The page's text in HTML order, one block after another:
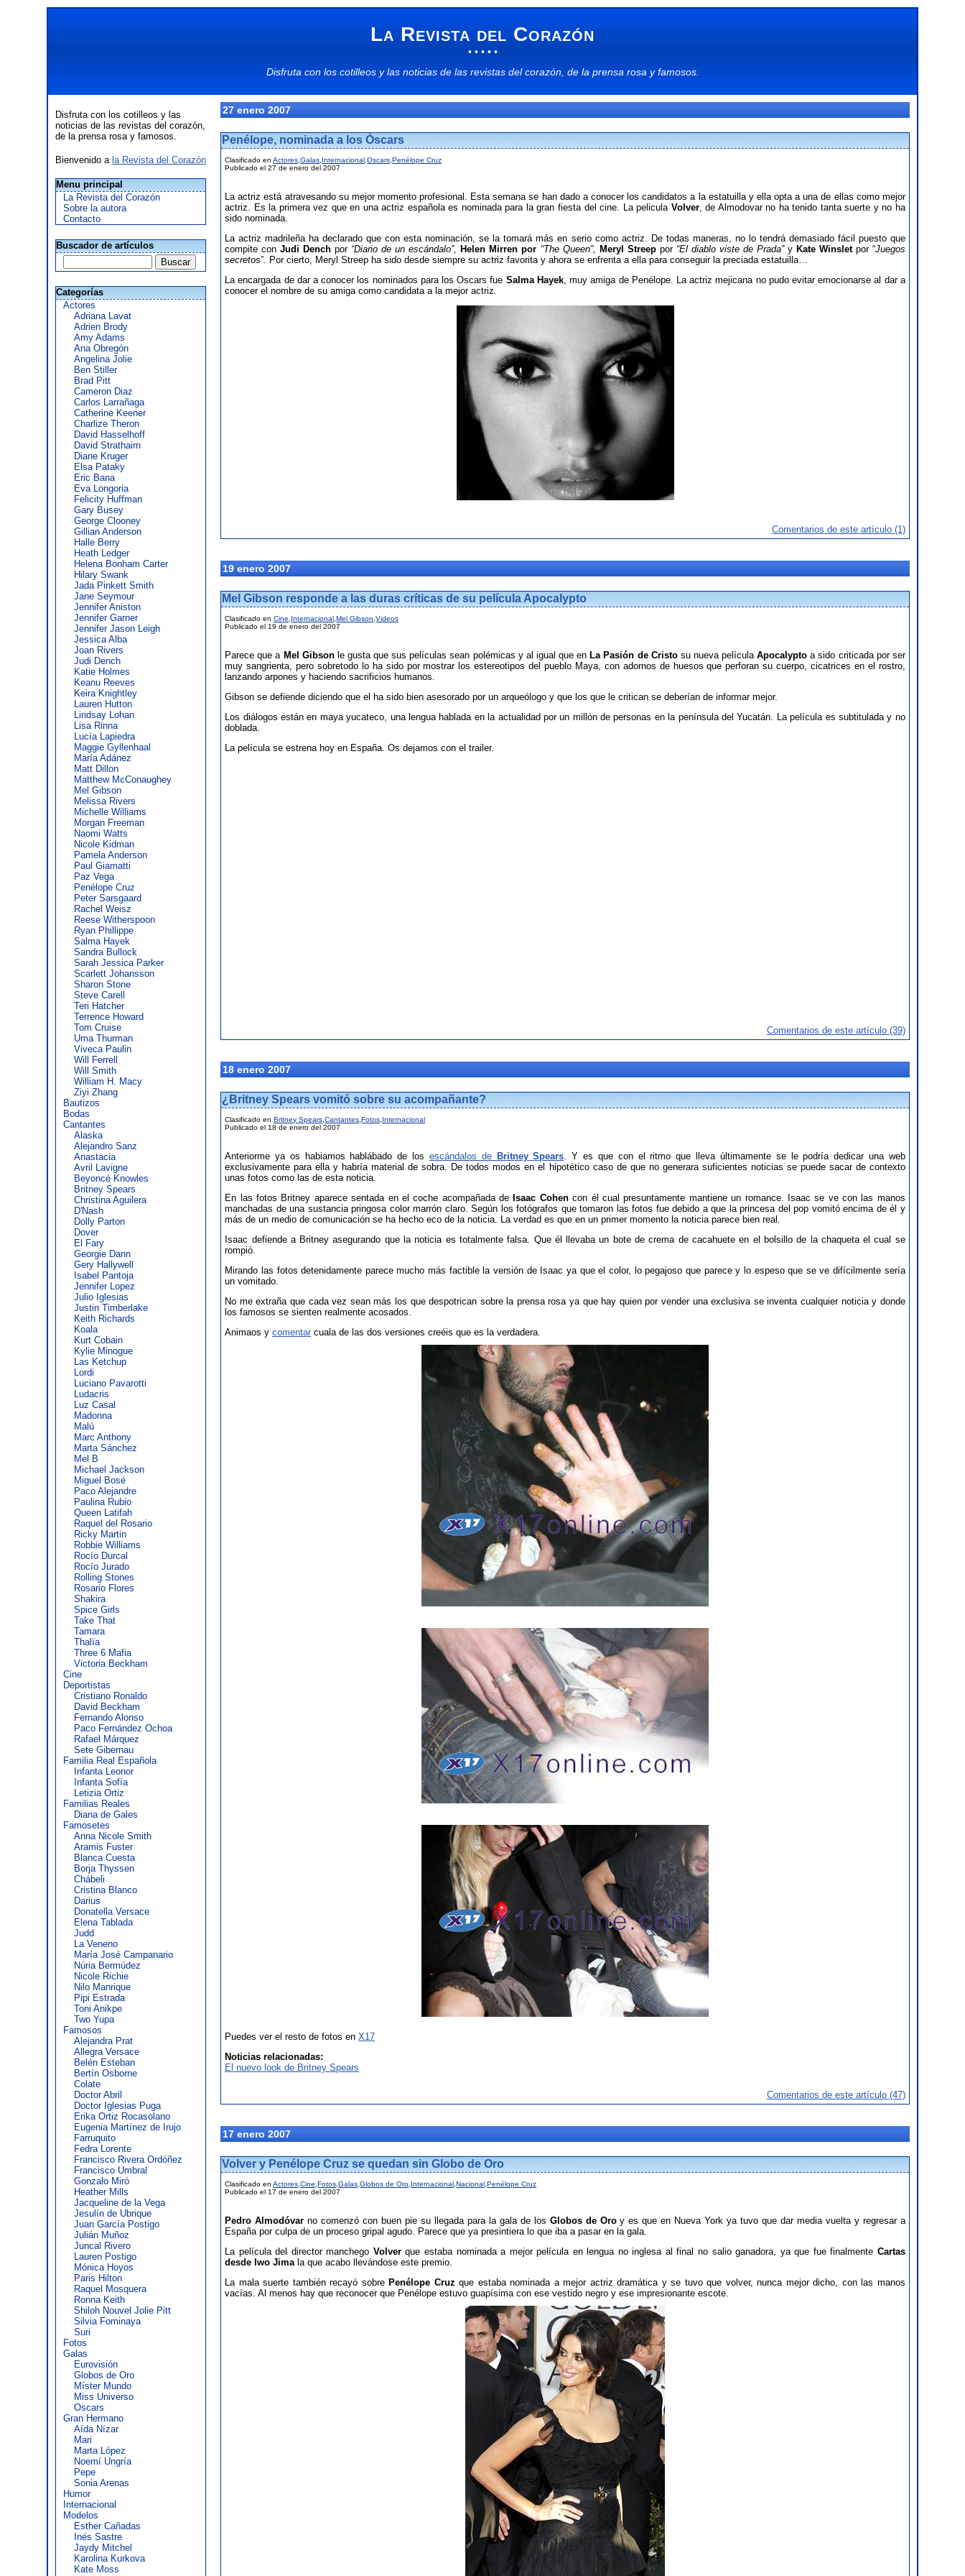
La Revista del Corazón
• • • • •
Disfruta con los cotilleosy las noticiasde las revistas del corazón, de la prensa rosa yfamosos.
Disfruta con los cotilleos y las
noticias de las revistas del corazón,
de la prensa rosa y famosos.
Bienvenido a la Revista del Corazón
Menu principal
La Revista del Corazón
Sobre la autora
Contacto
Buscador de artículos
Categorías
Actores
Adriana Lavat
Adrien Brody
Amy Adams
Ana Obregón
Angelina Jolie
Ben Stiller
Brad Pitt
Cameron Diaz
Carlos Larrañaga
Catherine Keener
Charlize Theron
David Hasselhoff
David Strathairn
Diane Kruger
Elsa Pataky
Eric Bana
Eva Longoria
Felicity Huffman
Gary Busey
George Clooney
Gillian Anderson
Halle Berry
Heath Ledger
Helena Bonham Carter
Hilary Swank
Jada Pinkett Smith
Jane Seymour
Jennifer Aniston
Jennifer Garner
Jennifer Jason Leigh
Jessica Alba
Joan Rivers
Judi Dench
Katie Holmes
Keanu Reeves
Keira Knightley
Lauren Hutton
Lindsay Lohan
Lisa Rinna
Lucía Lapiedra
Maggie Gyllenhaal
María Adánez
Matt Dillon
Matthew McConaughey
Mel Gibson
Melissa Rivers
Michelle Williams
Morgan Freeman
Naomi Watts
Nicole Kidman
Pamela Anderson
Paul Giamatti
Paz Vega
Penélope Cruz
Peter Sarsgaard
Rachel Weisz
Reese Witherspoon
Ryan Phillippe
Salma Hayek
Sandra Bullock
Sarah Jessica Parker
Scarlett Johansson
Sharon Stone
Steve Carell
Teri Hatcher
Terrence Howard
Tom Cruise
Uma Thurman
Viveca Paulin
Will Ferrell
Will Smith
William H. Macy
Ziyi Zhang
Bautizos
Bodas
Cantantes
Alaska
Alejandro Sanz
Anastacia
Avril Lavigne
Beyoncé Knowles
Britney Spears
Christina Aguilera
D'Nash
Dolly Parton
Dover
El Fary
Georgie Dann
Gery Hallywell
Isabel Pantoja
Jennifer Lopez
Julio Iglesias
Justin Timberlake
Keith Richards
Koala
Kurt Cobain
Kylie Minogue
Las Ketchup
Lordi
Luciano Pavarotti
Ludacris
Luz Casal
Madonna
Malú
Marc Anthony
Marta Sánchez
Mel B
Michael Jackson
Miguel Bosé
Paco Alejandre
Paulina Rubio
Queen Latifah
Raquel del Rosario
Ricky Martin
Robbie Williams
Rocío Durcal
Rocío Jurado
Rolling Stones
Rosario Flores
Shakira
Spice Girls
Take That
Tamara
Thalía
Three 6 Mafia
Victoria Beckham
Cine
Deportistas
Cristiano Ronaldo
David Beckham
Fernando Alonso
Paco Fernández Ochoa
Rafael Márquez
Sete Gibernau
Familia Real Española
Infanta Leonor
Infanta Sofía
Letizia Ortiz
Familias Reales
Diana de Gales
Famosetes
Anna Nicole Smith
Aramis Fuster
Blanca Cuesta
Borja Thyssen
Chábeli
Cristina Blanco
Darius
Donatella Versace
Elena Tablada
Judd
La Veneno
María José Campanario
Núria Bermúdez
Nicole Richie
Nilo Manrique
Pipi Estrada
Toni Anikpe
Two Yupa
Famosos
Alejandra Prat
Allegra Versace
Belén Esteban
Bertín Osborne
Colate
Doctor Abril
Doctor Iglesias Puga
Erika Ortiz Rocasolano
Eugenia Martínez de Irujo
Farruquito
Fedra Lorente
Francisco Rivera Ordóñez
Francisco Umbral
Gonzalo Miró
Heather Mills
Jacqueline de la Vega
Jesulín de Ubrique
Juan García Postigo
Julián Muñoz
Juncal Rivero
Lauren Postigo
Mónica Hoyos
Paris Hilton
Raquel Mosquera
Ronna Keith
Shiloh Nouvel Jolie Pitt
Silvia Fominaya
Suri
Fotos
Galas
Eurovisión
Globos de Oro
Míster Mundo
Miss Universo
Oscars
Gran Hermano
Aída Nízar
Mari
Marta López
Noemí Ungría
Pepe
Sonia Arenas
Humor
Internacional
Modelos
Esther Cañadas
Inés Sastre
Jaydy Mitchel
Karolina Kurkova
Kate Moss
27 enero 2007
Penélope, nominada a los Óscars
Clasificado enActores ,Galas Internacional ,Oscars ,Penélope Cruz
Publicado el 27 de enero del 2007
La actriz está atravesando su mejor momento profesional. Esta semana se han dado a conocer los candidatos a la estatuilla y ella opta a una de ellas como mejor
actriz. Es la primera vez que en una actriz española es nominada para la gran fiesta del cine. La pelicula Volver, de Almodovar no ha tenido tanta suerte y no ha
sido nominada.
La actriz madrileña ha declarado que con esta nominación, se la tomará más en serio como actriz. De todas maneras, no lo tendrá demasiado fácil puesto que
compite conJudi Denchpor “Diario de un escándalo”, Helen Mirren por “The Queen”, Meryl Streep por “El diablo viste de Prada”y Kate Winsletpor “Juegos
secretos”. Por cierto, Meryl Streep ha sido desde siempre su actriz favorita y ahora se enfrenta a ella para conseguir la preciada estatuilla…
La encargada de dar a conocer los nominados para los Oscars fue Salma Hayek, muy amiga de Penélope. La actriz mejicana no pudo evitar emocionarse al dar a
conocer el nombre de su amiga como candidata a la mejor actriz.
Comentarios de este artículo (1)
19 enero 2007
Mel Gibson responde a las duras críticas de su película Apocalypto
Clasificado enCine Internacional ,Mel Gibson ,Videos
Publicado el 19 de enero del 2007
Parece que a Mel Gibsonle gusta que sus películas sean polémicas y al igual que en La Pasión de Cristosu nueva películaApocalypto a sido criticada por ser
muy sangrienta, pero sobretodo lo ha sido por mostrar los estereotipos del pueblo Maya, con adornos de huesos que perforan su cuerpo, cicatrices en el rostro,
lanzando arpones y haciendo sacrificios humanos.
Gibson se defiende diciendo que el ha sido bien asesorado por un arqueólogo y que los que le critican se deberían de informar mejor.
Los diálogos están en maya yucateco, una lengua hablada en la actualidad por un millón de personas en la península del Yucatán. La película es subtitulada y no
doblada.
La película se estrena hoy en España. Os dejamos con el trailer.
Comentarios de este artículo (39)
18 enero 2007
¿Britney Spears vomitó sobre su acompañante?
Clasificado enBritney Spears ,Cantantes ,Fotos Internacional
Publicado el 18 de enero del 2007
Anteriorme ya os habiamos hablábado de los escándalos de Britney Spears. Y es que con el ritmo que lleva últimamente se le podría dedicar una web
exclusivamente para ella y habría material de sobra. De todos modos en el hipotético caso de que no generara suficientes noticias se puede sacar de contexto
unas fotos como las de esta noticia.
En las fotos Britney aparece sentada en el coche acompañada de Isaac Cohencon él cual presuntamente mantiene un romance. Isaac se ve con las manos
manchadas de una sustancia pringosa color marrón claro. Según los fotógrafos que tomaron las fotos fue debido a que la princesa del pop vomitó encima de él y
más de un medio de comunicación se ha hecho eco de la noticia. La verdad es que en un primer momento la noticia parece bien real.
Isaac defiende a Britney asegurando que la noticia es totalmente falsa. Que él llevaba un bote de crema de cacahuete en el bolsillo de la chaqueta el cual se
rompió.
Mirando las fotos detenidamente parece mucho más factible la versión de Isaac ya que el color, lo pegajoso que parece y lo espeso que se ve difícilmente sería
un vomitado.
No me extraña que cada vez sean más los que despotrican sobre la prensa rosa ya que hay quien por vender una exclusiva se inventa cualquier noticia y donde
los famosos se sienten realmente acosados.
Animaos ycomentar cuala de las dos versiones creéis que es la verdadera.
Puedes ver el resto de fotos enX17
Noticias relacionadas:
El nuevo look de Britney Spears
Comentarios de este artículo (47)
17 enero 2007
Volver y Penélope Cruz se quedan sin Globo de Oro
Clasificado enActores ,Cine ,Fotos ,Galas ,Globos de Oro Internacional ,Nacional ,Penélope Cruz
Publicado el 17 de enero del 2007
Pedro Almodóvar no comenzó con buen pie su llegada para la gala de los Globos de Oroy es que en Nueva York ya tuvo que dar media vuelta y regresar a
España por culpa de un proceso gripal agudo. Parece que ya presintiera lo que iba a pasar en la gala.
La película del director manchego Volverque estaba nominada a mejor película en lengua no inglesa al final no salio ganadora, ya que fue finalmente Cartas
desde Iwo Jimala que acabo llevándose este premio.
La mala suerte también recayó sobre Penélope Cruz que estaba nominada a mejor actriz dramática y se tuvo que volver, nunca mejor dicho, con las manos
vacías. Al menos hay que reconocer que Penélope estuvo guapísima con ese vestido negro y ese impresionante escote.